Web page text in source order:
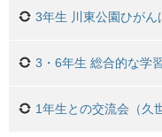
3年生 川東公園ひが
3・6年生 総合的な学
1年生との交流会（久